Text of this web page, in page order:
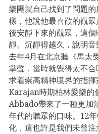
樂團就自己找到了問題
樣，他說他最喜歡的觀
後安靜下來的觀眾，這
靜。沉靜得越久，說明
去年4月在北京聽《馬太
掌聲，當時就覺得太不
求着崇高精神境界的指揮
Karajan時期柏林愛樂的
Abbado帶來了一種更加
年代的聽眾的口味。12
化，這也許是我們未曾